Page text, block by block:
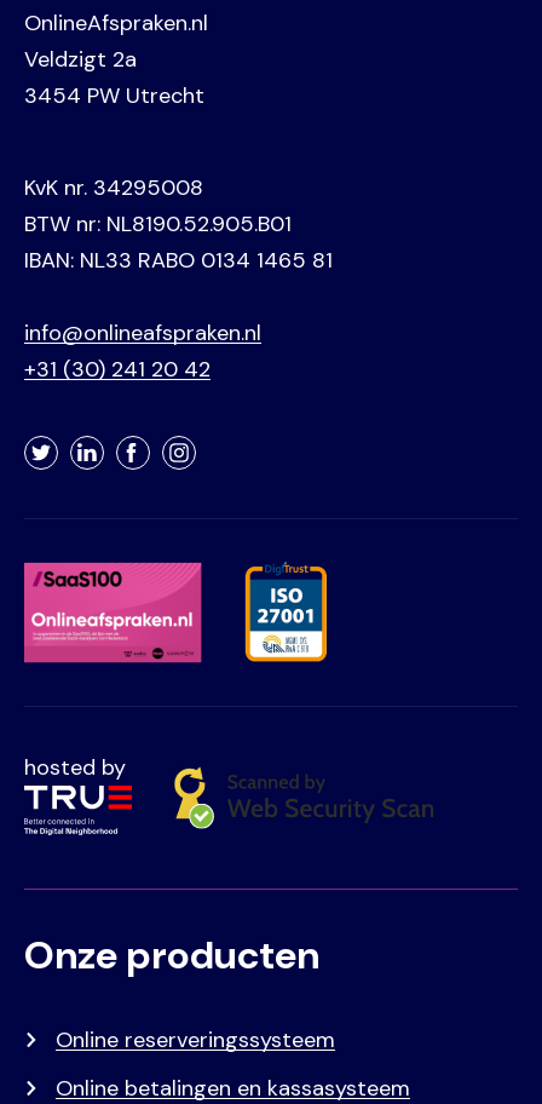
OnlineAfspraken.nl
Veldzigt 2a
3454 PW Utrecht
KvK nr. 34295008
BTW nr: NL8190.52.905.B01
IBAN: NL33 RABO 0134 1465 81
info@onlineafspraken.nl
+31 (30) 241 20 42
TwitterLinkedInFacebookInstagram
hosted by
Voet
Primair
Onze producten
Online reserveringssysteem
Online betalingen en kassasysteem